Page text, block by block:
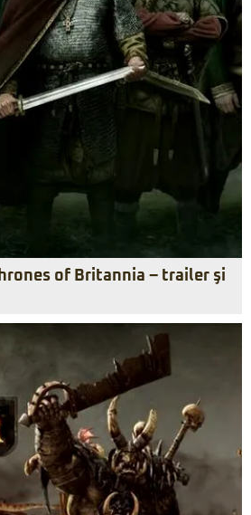
of Britannia – trailer şi